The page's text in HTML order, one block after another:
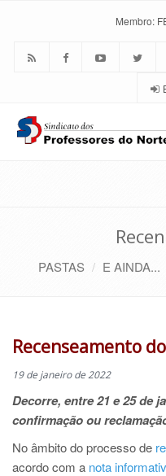
Membro:
PASTAS E AINDA...
Recenseamento
19 de janeiro de 2022
Decorre, entre 21 e 25 de
confirmação ou
No âmbito do processo de
acordo com a nota